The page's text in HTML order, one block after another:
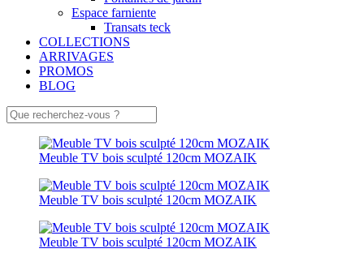
Espace farniente
Transats teck
COLLECTIONS
ARRIVAGES
PROMOS
BLOG
Meuble TV bois sculpté 120cm MOZAIK
Meuble TV bois sculpté 120cm MOZAIK
Meuble TV bois sculpté 120cm MOZAIK